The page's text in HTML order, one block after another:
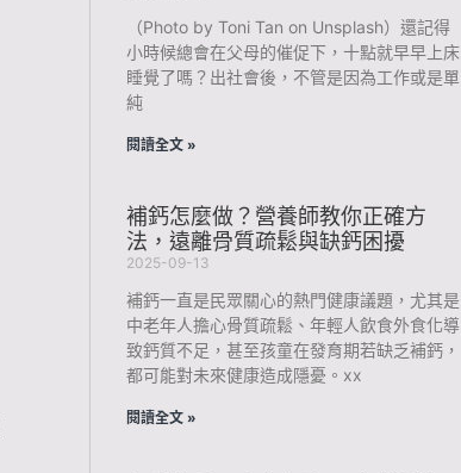
（Photo by Toni Tan on Unsplash）還記得
小時候總會在父母的催促下，十點就早早上床
睡覺了嗎？出社會後，不管是因為工作或是單
純
閱讀全文 »
補鈣怎麼做？營養師教你正確方
法，遠離骨質疏鬆與缺鈣困擾
2025-09-13
補鈣一直是民眾關心的熱門健康議題，尤其是
中老年人擔心骨質疏鬆、年輕人飲食外食化導
致鈣質不足，甚至孩童在發育期若缺乏補鈣，
都可能對未來健康造成隱憂。xx
閱讀全文 »